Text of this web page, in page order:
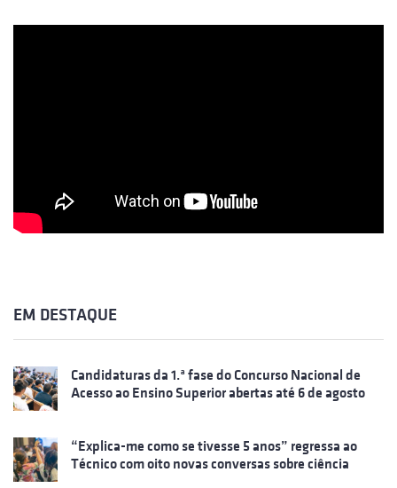
EM DESTAQUE
Candidaturas da 1.ª fase do Concurso Nacional de
Acesso ao Ensino Superior abertas até 6 de agosto
“Explica-me como se tivesse 5 anos” regressa ao
Técnico com oito novas conversas sobre ciência